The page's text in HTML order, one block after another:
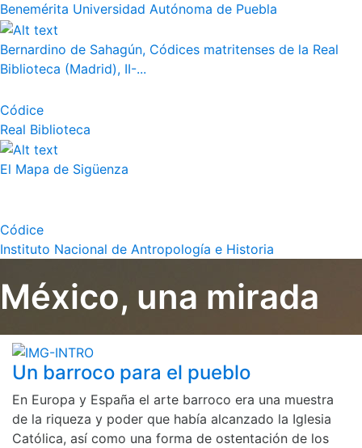
Benemérita Universidad Autónoma de Puebla
Bernardino de Sahagún, Códices matritenses de la Real
Biblioteca (Madrid), II-...
Códice
Real Biblioteca
El Mapa de Sigüenza
Códice
Instituto Nacional de Antropología e Historia
México, una mirada
Un barroco para el pueblo
En Europa y España el arte barroco era una muestra
de la riqueza y poder que había alcanzado la Iglesia
Católica, así como una forma de ostentación de los